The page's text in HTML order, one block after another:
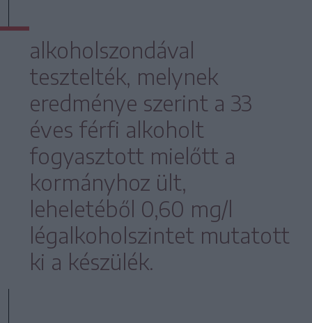
alkoholszondával
tesztelték, melynek
eredménye szerint a 33
éves férfi alkoholt
fogyasztott mielőtt a
kormányhoz ült,
leheletéből 0,60 mg/l
légalkoholszintet mutatott
ki a készülék.